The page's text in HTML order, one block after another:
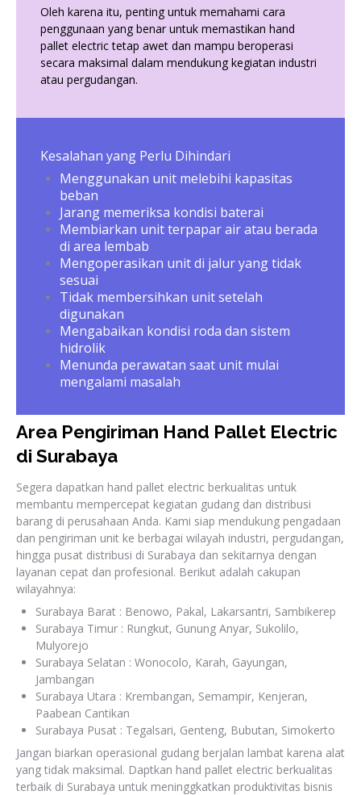
Oleh karena itu, penting untuk memahami cara
penggunaan yang benar untuk memastikan hand
pallet electric tetap awet dan mampu beroperasi
secara maksimal dalam mendukung kegiatan industri
atau pergudangan.
Kesalahan yang Perlu Dihindari
Menggunakan unit melebihi kapasitas
beban
Jarang memeriksa kondisi baterai
Membiarkan unit terpapar air atau berada
di area lembab
Mengoperasikan unit di jalur yang tidak
sesuai
Tidak membersihkan unit setelah
digunakan
Mengabaikan kondisi roda dan sistem
hidrolik
Menunda perawatan saat unit mulai
mengalami masalah
Area Pengiriman Hand Pallet Electric
di Surabaya
Segera dapatkan hand pallet electric berkualitas untuk
membantu mempercepat kegiatan gudang dan distribusi
barang di perusahaan Anda. Kami siap mendukung pengadaan
dan pengiriman unit ke berbagai wilayah industri, pergudangan,
hingga pusat distribusi di Surabaya dan sekitarnya dengan
layanan cepat dan profesional. Berikut adalah cakupan
wilayahnya:
Surabaya Barat : Benowo, Pakal, Lakarsantri, Sambikerep
Surabaya Timur : Rungkut, Gunung Anyar, Sukolilo,
Mulyorejo
Surabaya Selatan : Wonocolo, Karah, Gayungan,
Jambangan
Surabaya Utara : Krembangan, Semampir, Kenjeran,
Paabean Cantikan
Surabaya Pusat : Tegalsari, Genteng, Bubutan, Simokerto
Jangan biarkan operasional gudang berjalan lambat karena alat
yang tidak maksimal. Daptkan hand pallet electric berkualitas
terbaik di Surabaya untuk meninggkatkan produktivitas bisnis